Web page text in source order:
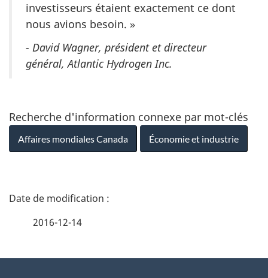
investisseurs étaient exactement ce dont
nous avions besoin. »
- David Wagner, président et directeur
général, Atlantic Hydrogen Inc.
Recherche d'information connexe par mot-clés
Affaires mondiales Canada Économie et industrie
D
2016-12-14